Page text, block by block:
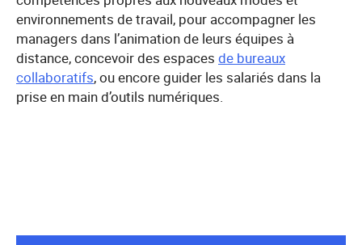
environnements de travail, pour accompagner les
managers dans l’animation de leurs équipes à
distance, concevoir des espaces de bureaux
collaboratifs, ou encore guider les salariés dans la
prise en main d’outils numériques.